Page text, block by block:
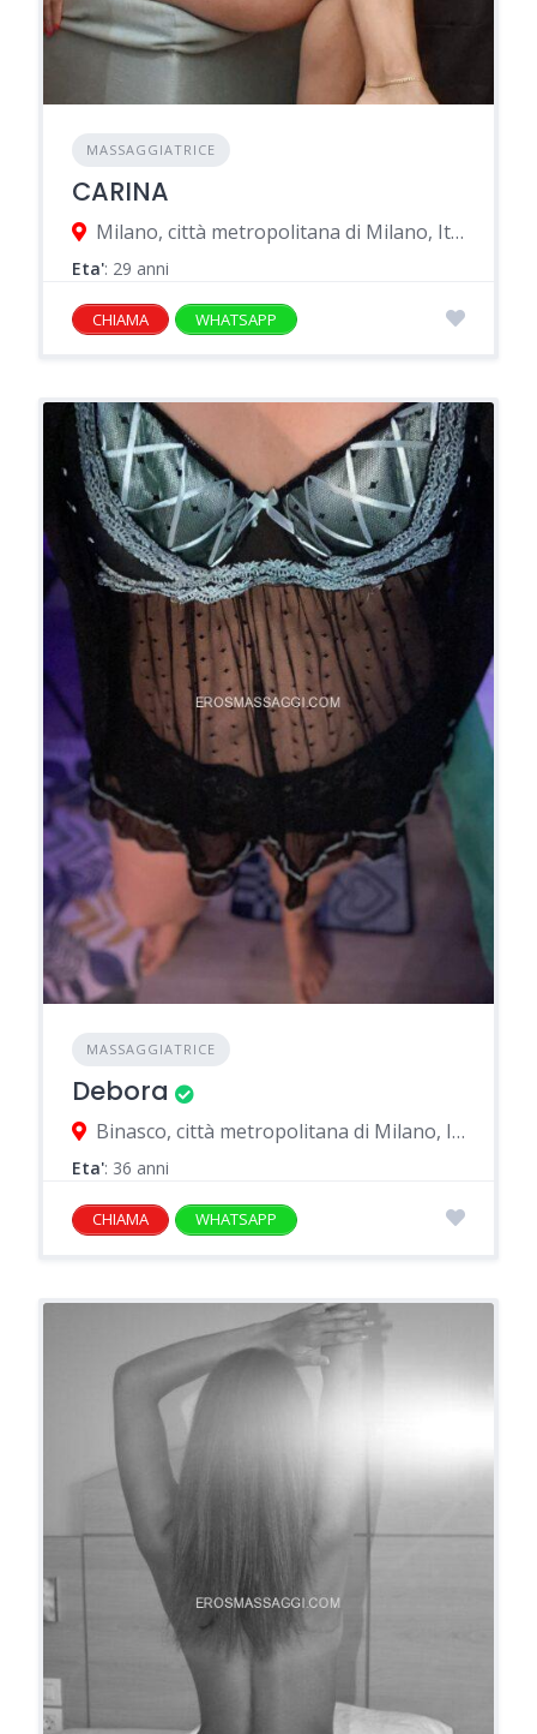
MASSAGGIATRICE
CARINA
Milano, città metropolitana di Milano, Italia
Eta': 29 anni
CHIAMA WHATSAPP
MASSAGGIATRICE
Debora
Binasco, città metropolitana di Milano, Italia
Eta': 36 anni
CHIAMA WHATSAPP